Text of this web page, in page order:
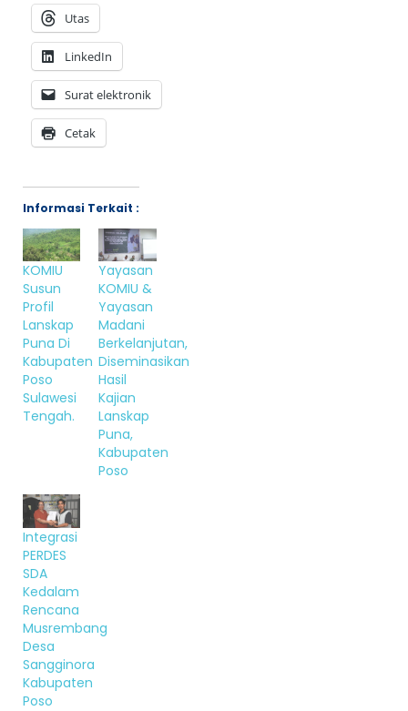
Utas
LinkedIn
Surat elektronik
Cetak
Informasi Terkait :
KOMIU
Susun
Profil
Lanskap
Puna Di
Kabupaten
Poso
Sulawesi
Tengah.
Yayasan
KOMIU &
Yayasan
Madani
Berkelanjutan,
Diseminasikan
Hasil
Kajian
Lanskap
Puna,
Kabupaten
Poso
Integrasi
PERDES
SDA
Kedalam
Rencana
Musrembang
Desa
Sangginora
Kabupaten
Poso